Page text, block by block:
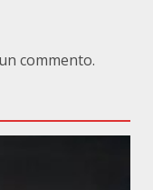
commento.